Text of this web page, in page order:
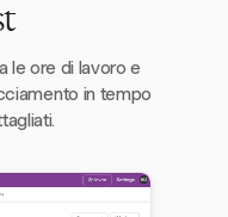
le ore di lavoro e
in tempo